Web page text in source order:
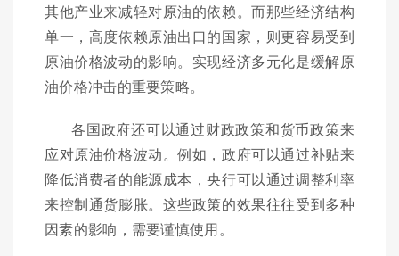
其他产业来减轻对原油的依赖。而那些经济结构
单一，高度依赖原油出口的国家，则更容易受到
原油价格波动的影响。实现经济多元化是缓解原
油价格冲击的重要策略。
各国政府还可以通过财政政策和货币政策来
应对原油价格波动。例如，政府可以通过补贴来
降低消费者的能源成本，央行可以通过调整利率
来控制通货膨胀。这些政策的效果往往受到多种
因素的影响，需要谨慎使用。